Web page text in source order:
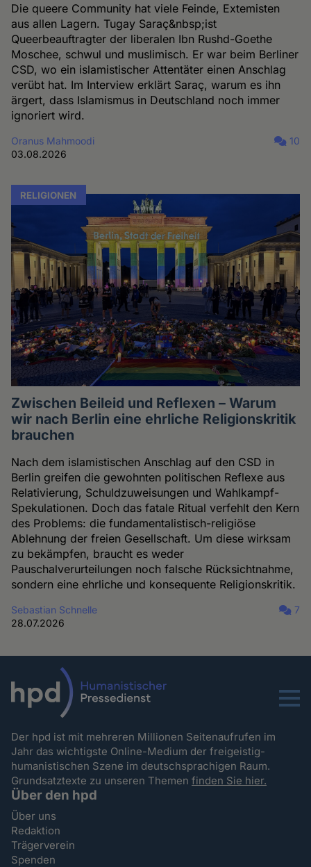
Die queere Community hat viele Feinde, Extemisten
aus allen Lagern. Tugay Saraç&nbsp;ist
Queerbeauftragter der liberalen Ibn Rushd-Goethe
Moschee, schwul und muslimisch. Er war beim Berliner
CSD, wo ein islamistischer Attentäter einen Anschlag
verübt hat. Im Interview erklärt Saraç, warum es ihn
ärgert, dass Islamismus in Deutschland noch immer
ignoriert wird.
Oranus Mahmoodi
03.08.2026
10
RELIGIONEN
Zwischen Beileid und Reflexen – Warum
wir nach Berlin eine ehrliche Religionskritik
brauchen
Nach dem islamistischen Anschlag auf den CSD in
Berlin greifen die gewohnten politischen Reflexe aus
Relativierung, Schuldzuweisungen und Wahlkampf-
Spekulationen. Doch das fatale Ritual verfehlt den Kern
des Problems: die fundamentalistisch-religiöse
Ablehnung der freien Gesellschaft. Um diese wirksam
zu bekämpfen, braucht es weder
Pauschalverurteilungen noch falsche Rücksichtnahme,
sondern eine ehrliche und konsequente Religionskritik.
Sebastian Schnelle
28.07.2026
7
Menu
Der hpd ist mit mehreren Millionen Seitenaufrufen im
Jahr das wichtigste Online-Medium der freigeistig-
humanistischen Szene im deutschsprachigen Raum.
Grundsatztexte zu unseren Themenfinden Sie hier.
Über den hpd
Über uns
Redaktion
Trägerverein
Spenden